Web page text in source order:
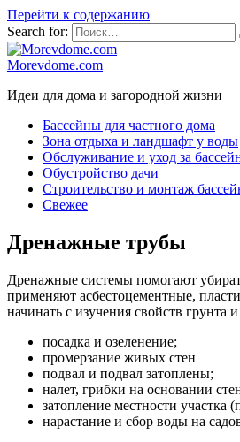
Перейти к содержанию
Search for:
Morevdome.com
Идеи для дома и загородной жизни
Бассейны для частного дома
Зона отдыха и ландшафт у воды
Обслуживание и уход за
Обустройство дачи
Строительство и монтаж
Свежее
Дренажные трубы
Дренажные системы помогают
применяют асбестоцементные,
начинать с изучения свойств
посадка и озеленение;
промерзание живых стен
подвал и подвал затоплены;
налет, грибки на основании
затопление местности участка
нарастание и сбор воды на